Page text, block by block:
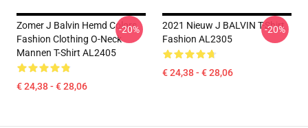
Zomer J Balvin Hemd Colors
Fashion Clothing O-Neck
Mannen T-Shirt AL2405
€ 24,38 - € 28,06
-20%
2021 Nieuw J BALVIN T-Shirt
Fashion AL2305
€ 24,38 - € 28,06
-20%